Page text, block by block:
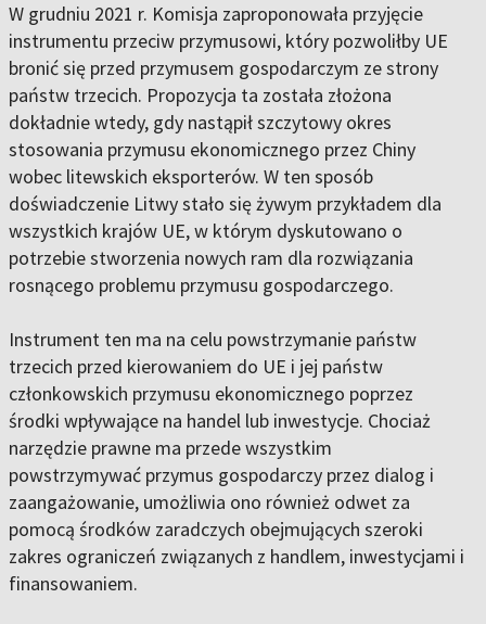
W grudniu 2021 r. Komisja zaproponowała przyjęcie
instrumentu przeciw przymusowi, który pozwoliłby UE
bronić się przed przymusem gospodarczym ze strony
państw trzecich. Propozycja ta została złożona
dokładnie wtedy, gdy nastąpił szczytowy okres
stosowania przymusu ekonomicznego przez Chiny
wobec litewskich eksporterów. W ten sposób
doświadczenie Litwy stało się żywym przykładem dla
wszystkich krajów UE, w którym dyskutowano o
potrzebie stworzenia nowych ram dla rozwiązania
rosnącego problemu przymusu gospodarczego.
Instrument ten ma na celu powstrzymanie państw
trzecich przed kierowaniem do UE i jej państw
członkowskich przymusu ekonomicznego poprzez
środki wpływające na handel lub inwestycje. Chociaż
narzędzie prawne ma przede wszystkim
powstrzymywać przymus gospodarczy przez dialog i
zaangażowanie, umożliwia ono również odwet za
pomocą środków zaradczych obejmujących szeroki
zakres ograniczeń związanych z handlem, inwestycjami i
finansowaniem.